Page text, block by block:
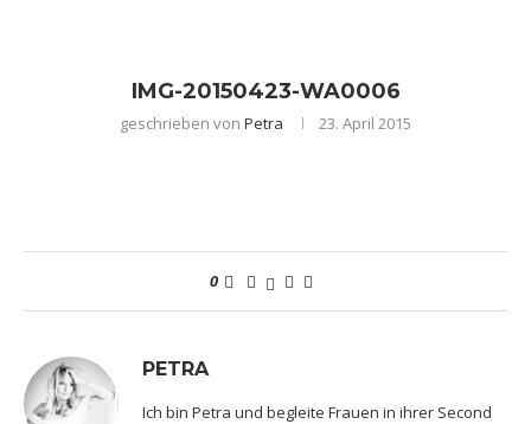
IMG-20150423-WA0006
geschrieben von Petra 23. April 2015
0
PETRA
Ich bin Petra und begleite Frauen in ihrer Second